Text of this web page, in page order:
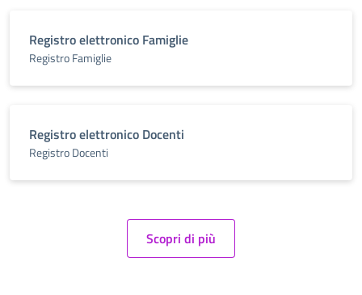
Registro elettronico Famiglie
Registro Famiglie
Registro elettronico Docenti
Registro Docenti
Scopri di più